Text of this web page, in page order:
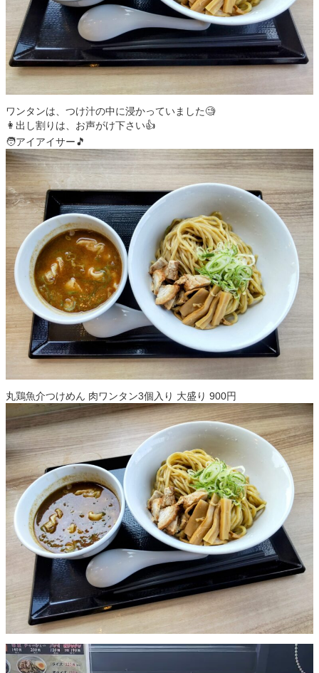
ワンタンは、つけ汁の中に浸かっていました🧐
👩出し割りは、お声がけ下さい👍
🧑アイアイサー🎵
丸鶏魚介つけめん 肉ワンタン3個入り 大盛り 900円